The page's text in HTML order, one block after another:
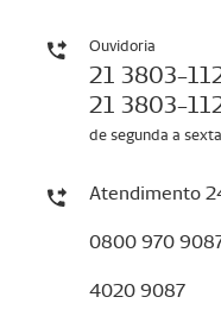
Ouvidoria
21 3803-
21 3803-
de segunda a
Atendimento
0800 970
4020 9087